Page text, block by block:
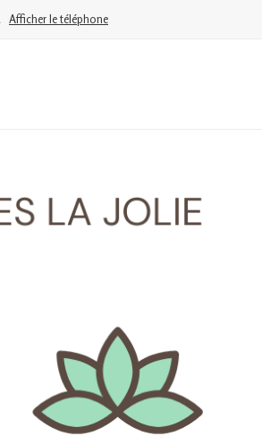
Afficher le téléphone